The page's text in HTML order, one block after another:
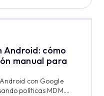
cómo
manual para
con Google
políticas MDM....